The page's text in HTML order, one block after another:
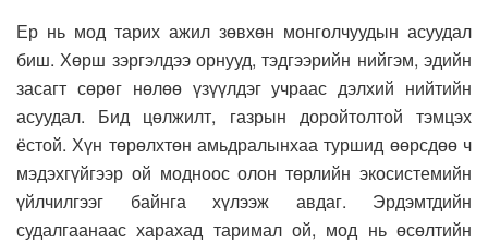
Ер нь мод тарих ажил зөвхөн монголчуудын асуудал
биш. Хөрш зэргэлдээ орнууд, тэдгээрийн нийгэм, эдийн
засагт сөрөг нөлөө үзүүлдэг учраас дэлхий нийтийн
асуудал. Бид цөлжилт, газрын доройтолтой тэмцэх
ёстой. Хүн төрөлхтөн амьдралынхаа туршид өөрсдөө ч
мэдэхгүйгээр ой модноос олон төрлийн экосистемийн
үйлчилгээг байнга хүлээж авдаг. Эрдэмтдийн
судалгаанаас харахад таримал ой, мод нь өсөлтийн